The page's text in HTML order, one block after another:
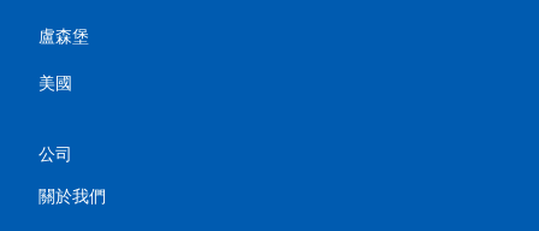
盧森堡
美國
公司
關於我們